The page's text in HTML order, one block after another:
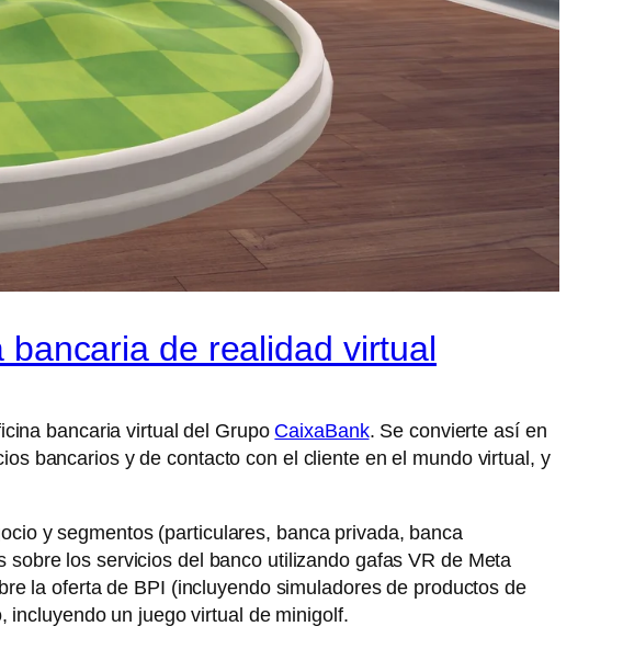
de realidad virtual
bancaria virtual del Grupo CaixaBank. Se convierte así en
bancarios y de contacto con el cliente en el mundo virtual, y
y segmentos (particulares, banca privada, banca
los servicios del banco utilizando gafas VR de Meta
la oferta de BPI (incluyendo simuladores de productos de
incluyendo un juego virtual de minigolf.